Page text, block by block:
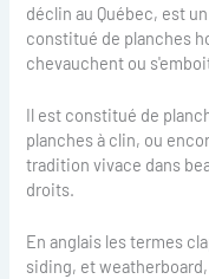
déclin au Québec, est
constitué de planches
chevauchent ou
Il est constitué de
planches à clin, ou
tradition vivace dans
droits.
En anglais les termes
siding, et